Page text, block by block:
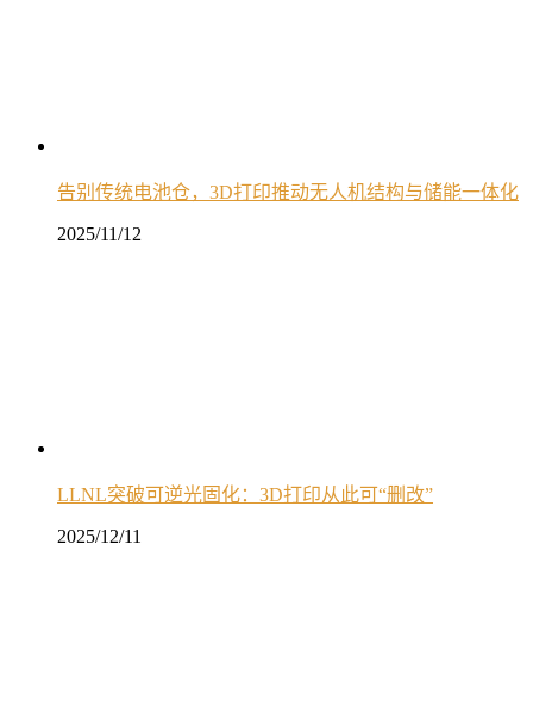
告别传统电池仓，3D打印推动无人机结构与储能一体化
2025/11/12
LLNL突破可逆光固化：3D打印从此可“删改”
2025/12/11